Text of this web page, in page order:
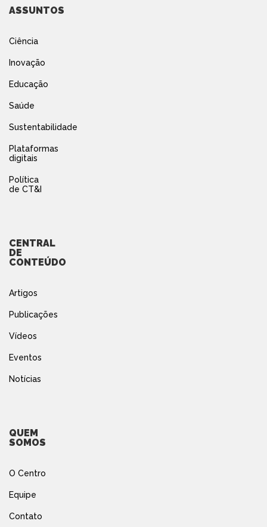
ASSUNTOS
Ciência
Inovação
Educação
Saúde
Sustentabilidade
Plataformas
digitais
Política
de CT&I
CENTRAL
DE
CONTEÚDO
Artigos
Publicações
Vídeos
Eventos
Notícias
QUEM
SOMOS
O Centro
Equipe
Contato